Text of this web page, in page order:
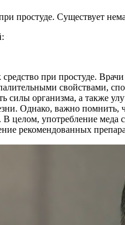
простуде. Существует
при простуде.
свойствами,
силы организма, а также
Однако, важно
В целом, употребление
рекомендованных